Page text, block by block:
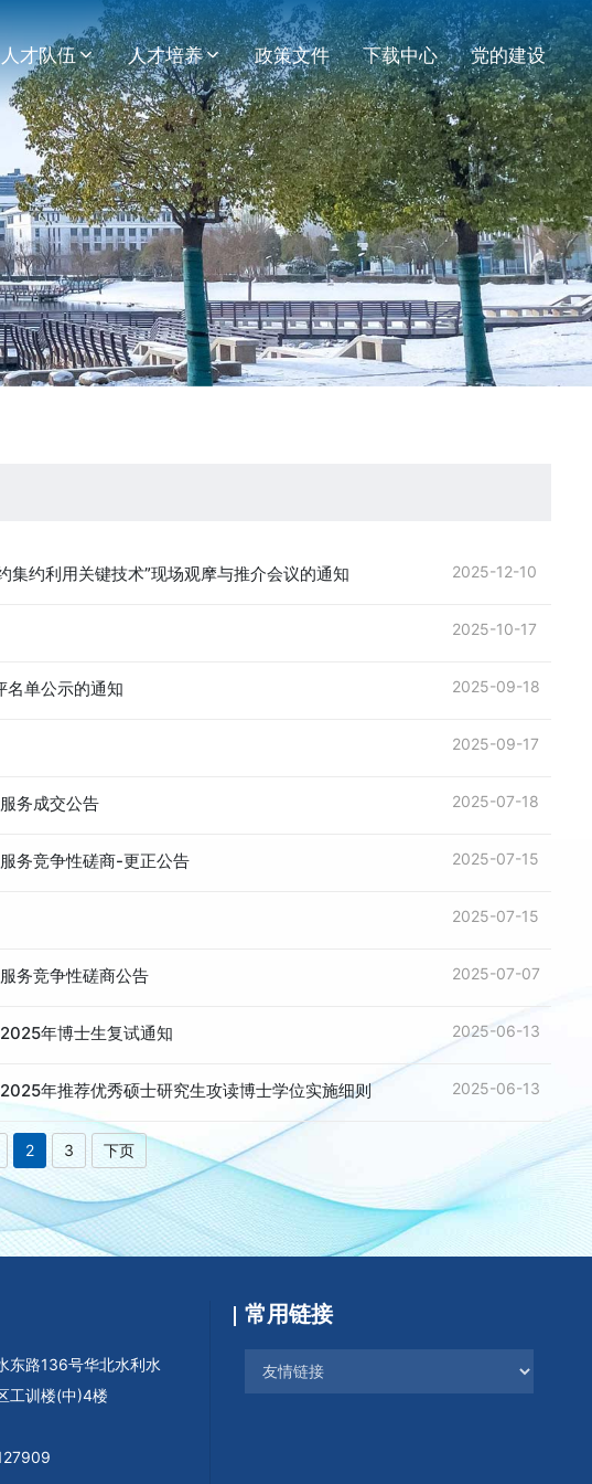
人才队伍 人才培养 政策文件 下载中心 党的建设
2025-12-10
集约利用关键技术”现场观摩与推介会议的通知
2025-10-17
2025-09-18
名单公示的通知
2025-09-17
2025-07-18
务成交公告
2025-07-15
务竞争性磋商-更正公告
2025-07-15
2025-07-07
务竞争性磋商公告
2025-06-13
年博士生复试通知
2025-06-13
年推荐优秀硕士研究生攻读博士学位实施细则
2 3 下页
东路136号华北水利水
工训楼(中)4楼
常用链接